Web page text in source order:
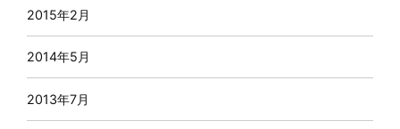
2015年2月
2014年5月
2013年7月